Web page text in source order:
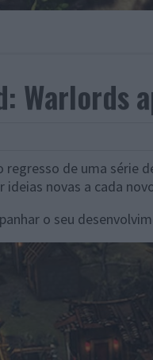
Warlords
regresso de uma série
ideias novas a cada
o seu